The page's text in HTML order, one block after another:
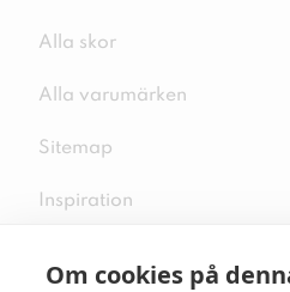
Om cookies på
Alla skor
Alla varumärken
Sitemap
Inspiration